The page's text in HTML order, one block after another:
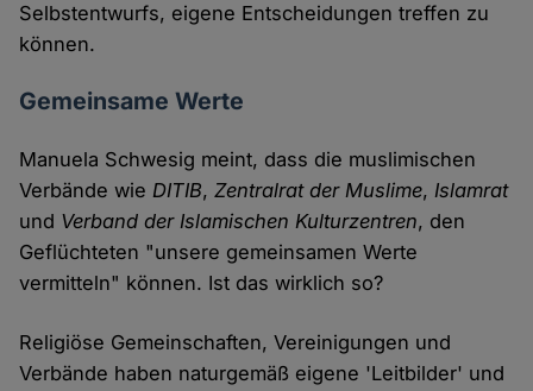
Selbstentwurfs, eigene Entscheidungen treffen zu
können.
Gemeinsame Werte
Manuela Schwesig meint, dass die muslimischen
Verbände wieDITIB,Zentralrat der Muslime,Islamrat
und Verband der Islamischen Kulturzentren, den
Geflüchteten "unsere gemeinsamen Werte
vermitteln" können. Ist das wirklich so?
Religiöse Gemeinschaften, Vereinigungen und
Verbände haben naturgemäß eigene 'Leitbilder' und